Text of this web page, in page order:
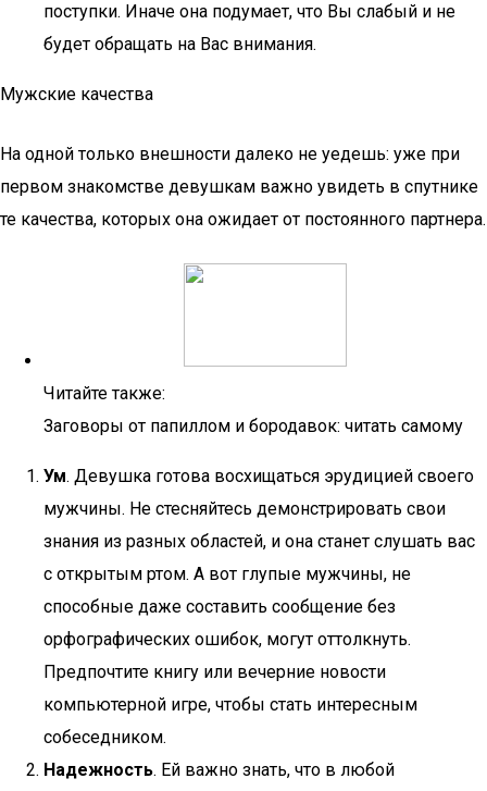
поступки. Иначе она подумает, что Вы слабый и не
будет обращать на Вас внимания.
Мужские качества
На одной только внешности далеко не уедешь: уже при
первом знакомстве девушкам важно увидеть в спутнике
те качества, которых она ожидает от постоянного партнера.
Читайте также:
Заговоры от папиллом и бородавок: читать самому
Ум. Девушка готова восхищаться эрудицией своего
мужчины. Не стесняйтесь демонстрировать свои
знания из разных областей, и она станет слушать вас
с открытым ртом. А вот глупые мужчины, не
способные даже составить сообщение без
орфографических ошибок, могут оттолкнуть.
Предпочтите книгу или вечерние новости
компьютерной игре, чтобы стать интересным
собеседником.
Надежность. Ей важно знать, что в любой